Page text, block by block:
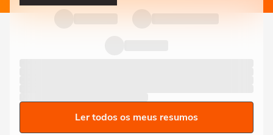
Ler todos os meus resumos